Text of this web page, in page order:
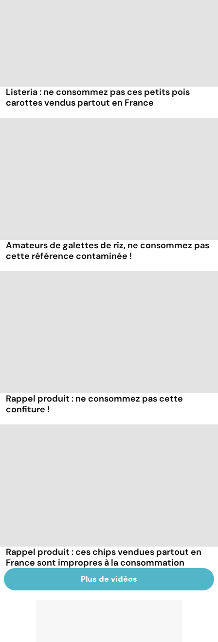
Listeria : ne consommez pas ces petits pois
carottes vendus partout en France
Amateurs de galettes de riz, ne consommez pas
cette référence contaminée !
Rappel produit : ne consommez pas cette
confiture !
Rappel produit : ces chips vendues partout en
France sont impropres à la consommation
Plus de vidéos